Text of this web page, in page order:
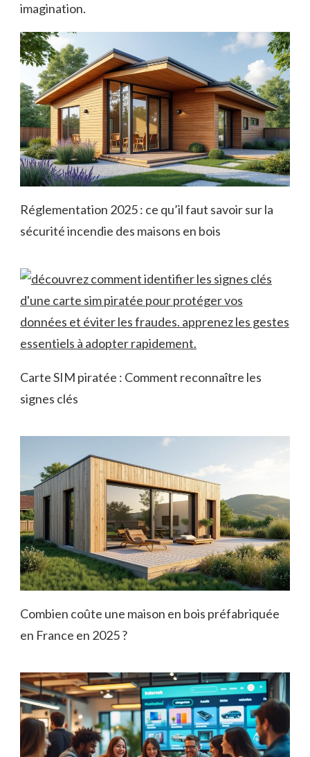
imagination.
Réglementation 2025 : ce qu’il faut savoir sur la
sécurité incendie des maisons en bois
Carte SIM piratée : Comment reconnaître les
signes clés
Combien coûte une maison en bois préfabriquée
en France en 2025 ?